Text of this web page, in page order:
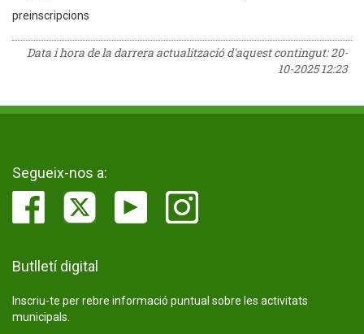
preinscripcions
Data i hora de la darrera actualització d'aquest contingut:20-
10-2025 12:23
Segueix-nos a:
Butlletí digital
Inscriu-te per rebre informació puntual sobre les activitats
municipals.